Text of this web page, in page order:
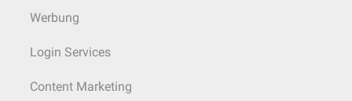
Werbung
Login Services
Content Marketing